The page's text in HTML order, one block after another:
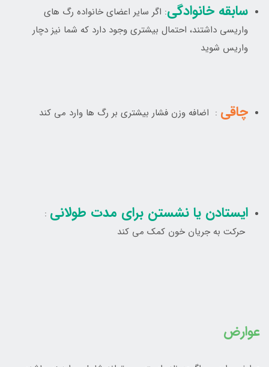
سابقه خانوادگی: اگر ساير اعضاي خانواده رگ هاي
واريسي داشتند، احتمال بيشتري وجود دارد که شما نيز دچار
واريس شويد
چاقی : اضافه وزن فشار بيشتري بر رگ ها وارد مي کند
ايستادن يا نشستن براي مدت طولانی :
حرکت به جريان خون کمک مي کند
عوارض